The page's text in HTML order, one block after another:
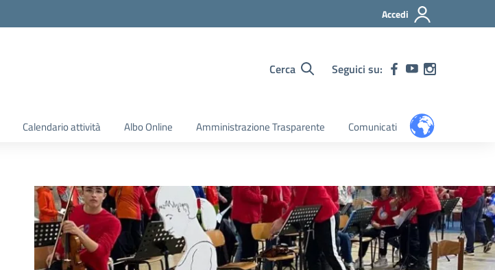
Accedi
Cerca Seguici su:
Calendario attività Albo Online Amministrazione Trasparente Comunicati